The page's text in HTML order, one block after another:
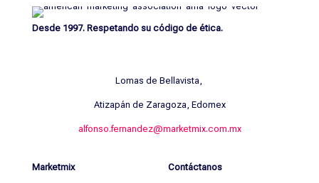
Desde 1997. Respetando su código de ética.
Lomas de Bellavista,
Atizapán de Zaragoza, Edomex
alfonso.fernandez@marketmix.com.mx
Marketmix Contáctanos